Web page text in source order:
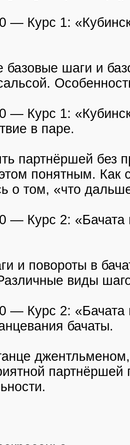
— Курс 1:
базовые шаги и
— Курс 1:
в паре.
партнёршей без
понятным. Как
о том, «что
— Курс 2:
и повороты в
виды
— Курс 2: «Бачата
бачаты.